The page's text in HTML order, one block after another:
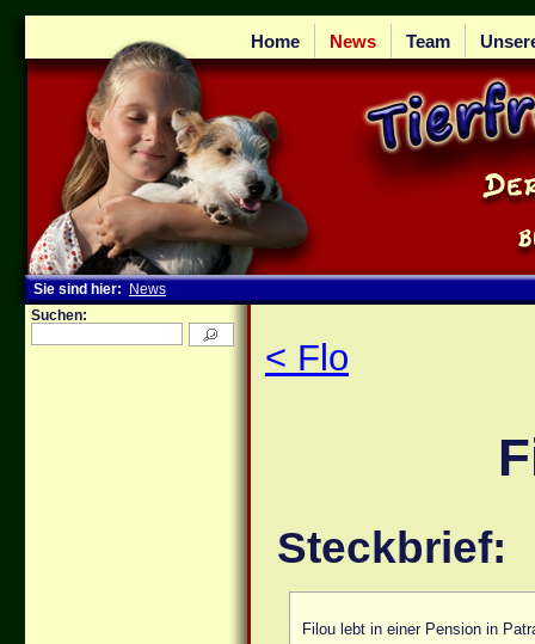
Home News Team
Sie sind hier:
News
Suchen:
< Flo
Steckbrief:
Filou lebt in einer Pension in